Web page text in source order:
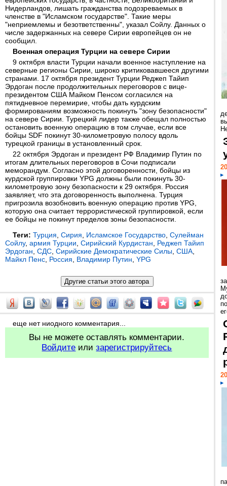
Нидерландов, лишать гражданства подозреваемых в
членстве в "Исламском государстве". Такие меры
"неприемлемы и безответственны", указал Сойлу. Данных о
числе задержанных на севере Сирии европейцев он не
сообщил.
Военная операция Турции на севере Сирии
9 октября власти Турции начали военное наступление на
северные регионы Сирии, широко критиковавшееся другими
странами. 17 октября президент Турции Реджеп Тайип
Эрдоган после продолжительных переговоров с вице-
президентом США Майком Пенсом согласился на
пятидневное перемирие, чтобы дать курдским
формированиям возможность покинуть "зону безопасности"
на севере Сирии. Турецкий лидер также обещал полностью
остановить военную операцию в том случае, если все
бойцы SDF покинут 30-километровую полосу вдоль
турецкой границы в установленный срок.
22 октября Эрдоган и президент РФ Владимир Путин по
итогам длительных переговоров в Сочи подписали
меморандум. Согласно этой договоренности, бойцы из
курдской группировки YPG должны были покинуть 30-
километровую зону безопасности к 29 октября. Россия
заявляет, что эта договоренность выполнена. Турция
пригрозила возобновить военную операцию против YPG,
которую она считает террористической группировкой, если
ее бойцы не покинут пределов зоны безопасности.
Теги: Турция Сирия Исламское Государство Сулейман
Сойлу, армия Турции Сирийский Курдистан
Реджеп Тайип
Эрдоган СДС Сирийские Демократические Силы США
Майкл Пенс Россия Владимир Путин YPG
еще нет ниодного комментария...
Вы не можете оставлять комментарии.
Войдите илизарегистрируйтесь